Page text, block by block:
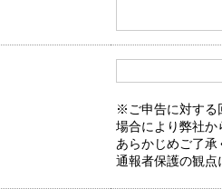
※ご申告に対する
場合により弊社か
あらかじめご了承
通報者保護の観点